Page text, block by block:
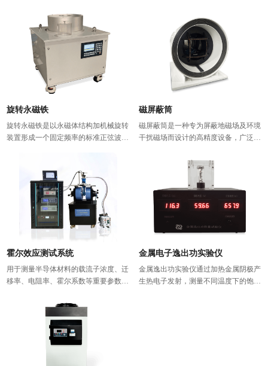
基本磁性能（如磁化曲线，磁滞回线，
退磁曲线，升温曲线、升/降温曲线、
降温曲线、设定温度下的磁化曲线、设
定温度下的磁滞回线等），得到相应的
各种磁学参数（如饱和磁化强度，剩余
磁化强度，矫顽力，最大磁能积，居里
温度、磁导率（包括初始磁导率）
等磁性材料。 <br/>2、可原位测量磁性
材料从室温至 720 度以及室温至液氮温
区磁性能随温度的变化曲线。
测量，同时也适用于汽车遥控钥匙的检
测，展现了其广泛的应用潜力。
旋转永磁铁
旋转永磁铁是以永磁体结构加机械旋转
装置形成一个固定频率的标准正弦波磁
定的特点。
磁屏蔽筒
磁屏蔽筒是一种专为屏蔽地磁场及环境
干扰磁场而设计的高精度设备，广泛应
等测试领域。我们可以根据用户的需要
单独为您开发设计更大零磁场环境，以
便您在拥有足够大零场环境下开展您的
无磁实验项目,除标准坡镆合金外，我
们还可生产各类非晶软磁材料、纳米晶
体软磁材料，可在零磁腔内加入样品测
试或加入线圈产生一定磁场测试被测物
霍尔效应测试系统
用于测量半导体材料的载流子浓度、迁
移率、电阻率、霍尔系数等重要参数，
必须预先掌控的，因此霍尔效应测试系
统是理解和研究半导体器件和半导体材
料电学特性必备的工具。实验结果由软
件自动计算得到，可同时得到体载流子
金属电子逸出功实验仪
金属逸出功实验仪通过加热金属阴极产
生热电子发射，测量不同温度下的饱和